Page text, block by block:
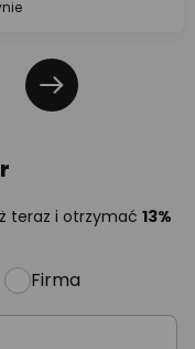
Dalej
teraz i otrzymać 13%
Firma